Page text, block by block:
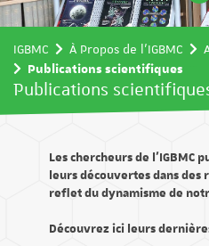
IGBMC À Propos de l'IGBMC
Publications scientifiques
Publications
Les chercheurs de
leurs découvertes dans des
reflet du dynamisme de
Découvrez ici leurs